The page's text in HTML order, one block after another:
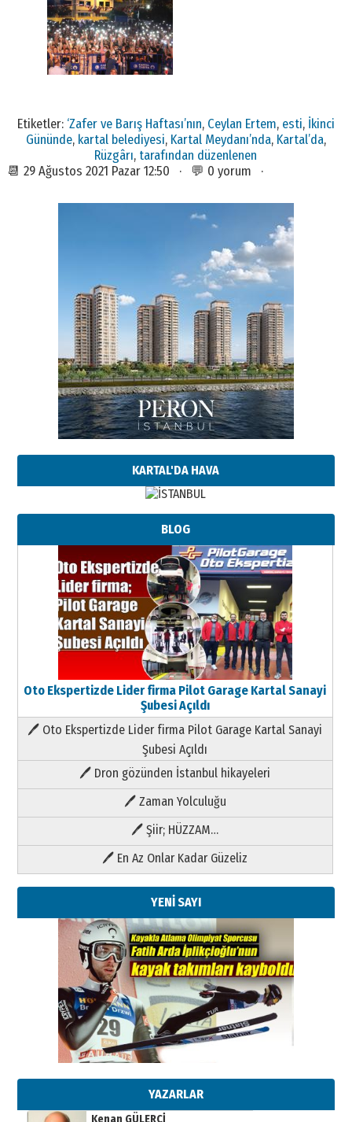
Etiketler: ‘Zafer ve Barış Haftası’nın, Ceylan Ertem, esti, İkinci
Gününde, kartal belediyesi, Kartal Meydanı’nda, Kartal’da,
Rüzgârı, tarafından düzenlenen
📆 29 Ağustos 2021 Pazar 12:50 · 💬 0 yorum ·
KARTAL'DA HAVA
BLOG
Oto Ekspertizde Lider firma Pilot Garage Kartal Sanayi
Şubesi Açıldı
🖊 Oto Ekspertizde Lider firma Pilot Garage Kartal Sanayi
Şubesi Açıldı
🖊 Dron gözünden İstanbul hikayeleri
🖊 Zaman Yolculuğu
🖊 Şiir; HÜZZAM…
🖊 En Az Onlar Kadar Güzeliz
YENİ SAYI
YAZARLAR
Kenan GÜLERCİ
Metin Külünk: Aileyi Korumak
11 Mayıs 2026 Pazartesi
Kenan GÜLERCİ